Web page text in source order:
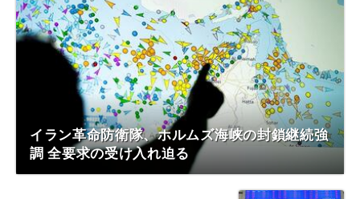
イラン革命防衛隊、ホルムズ海峡の封鎖継続強
調 全要求の受け入れ迫る